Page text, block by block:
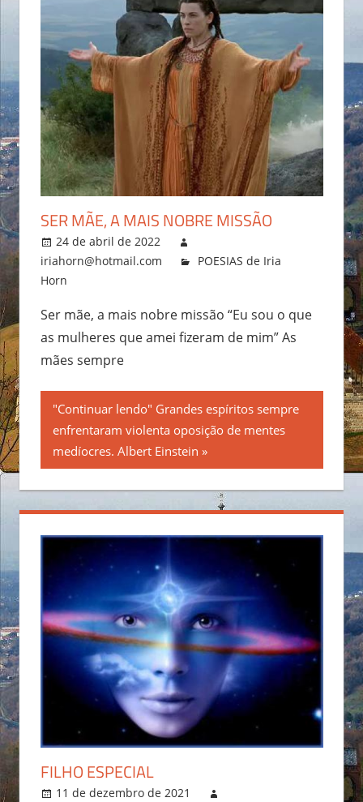
SER MÃE, A MAIS NOBRE MISSÃO
24 de abril de 2022
iriahorn@hotmail.com
POESIAS de Iria
Horn
Ser mãe, a mais nobre missão “Eu sou o que
as mulheres que amei fizeram de mim” As
mães sempre
"Continuar lendo" Grandes espíritos sempre
enfrentaram violenta oposição de mentes
medíocres. Albert Einstein
FILHO ESPECIAL
11 de dezembro de 2021